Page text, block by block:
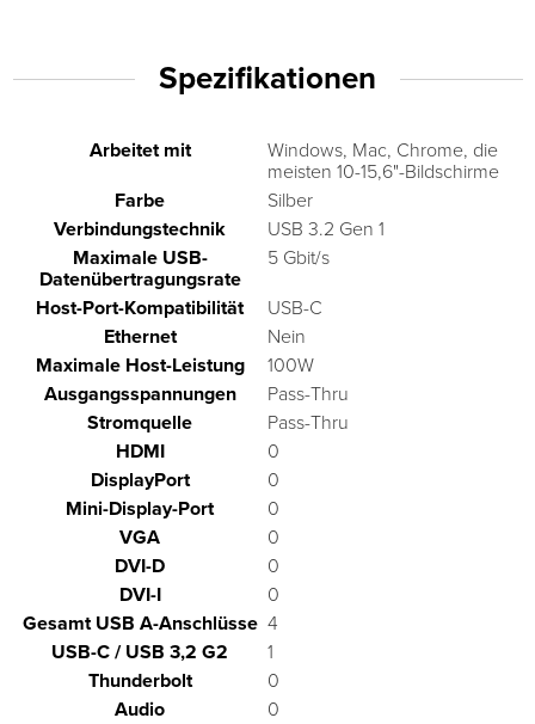
Spezifikationen
Arbeitet mit
Windows, Mac, Chrome, die
meisten 10-15,6"-Bildschirme
Farbe
Silber
Verbindungstechnik
USB 3.2 Gen 1
Maximale USB-
Datenübertragungsrate
5 Gbit/s
Host-Port-Kompatibilität
USB-C
Ethernet
Nein
Maximale Host-Leistung
100W
Ausgangsspannungen
Pass-Thru
Stromquelle
Pass-Thru
HDMI
0
DisplayPort
0
Mini-Display-Port
0
VGA
0
DVI-D
0
DVI-I
0
Gesamt USB A-Anschlüsse 4
USB-C / USB 3,2 G2
1
Thunderbolt
0
Audio
0